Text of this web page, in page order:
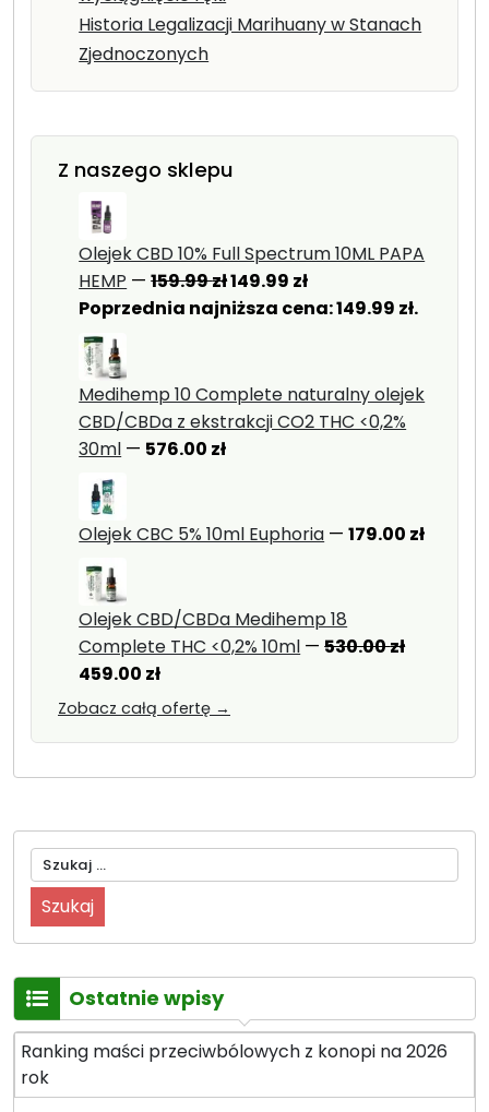
Historia Legalizacji Marihuany w Stanach
Zjednoczonych
Z naszego sklepu
Olejek CBD 10% Full Spectrum 10ML PAPA
HEMP —159.99złPierwotna
cena
149.99 złAktualna
cena
Poprzednia najniższa cena:149.99 zł.
Medihemp 10 Complete naturalny olejek
CBD/CBDa z ekstrakcji CO2 THC <0,2%
30ml — 576.00 zł
Olejek CBC 5% 10ml Euphoria —179.00 zł
Olejek CBD/CBDa Medihemp 18
Complete THC <0,2% 10ml —530.00zł
459.00 złAktualna
cena
Zobacz całą ofertę →
Szukaj:
Ostatnie wpisy
Ranking maści przeciwbólowych z konopi na 2026
rok